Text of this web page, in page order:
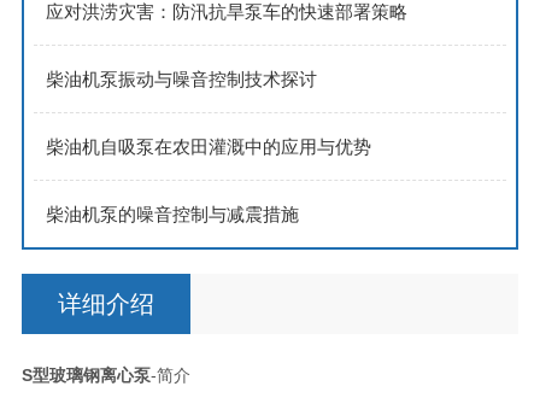
应对洪涝灾害：防汛抗旱泵车的快速部署策略
柴油机泵振动与噪音控制技术探讨
柴油机自吸泵在农田灌溉中的应用与优势
柴油机泵的噪音控制与减震措施
详细介绍
S型玻璃钢离心泵-简介